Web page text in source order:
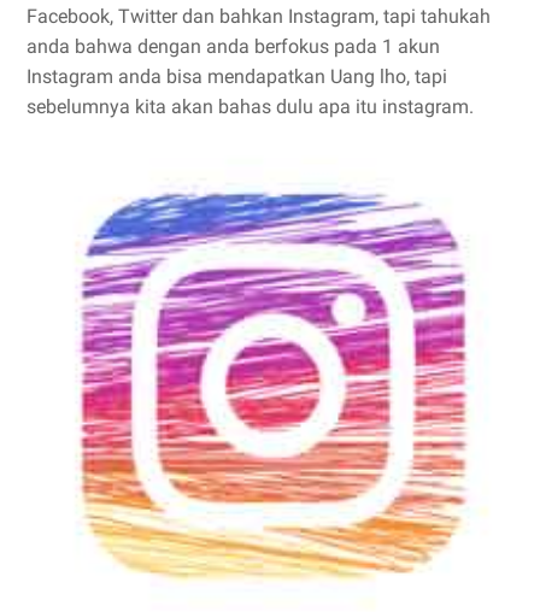
Facebook, Twitter dan bahkan Instagram, tapi tahukah
anda bahwa dengan anda berfokus pada 1 akun
Instagram anda bisa mendapatkan Uang lho, tapi
sebelumnya kita akan bahas dulu apa itu instagram.